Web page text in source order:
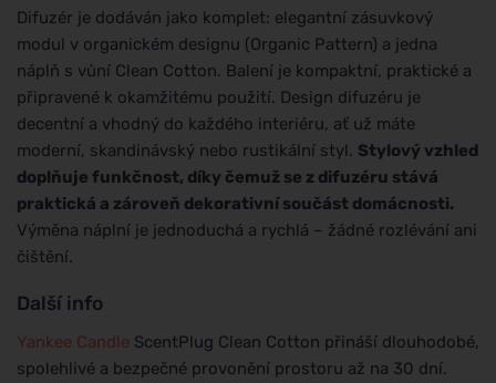
Difuzér je dodáván jako komplet: elegantní zásuvkový
modul v organickém designu (Organic Pattern) a jedna
náplň s vůní Clean Cotton. Balení je kompaktní, praktické a
připravené k okamžitému použití. Design difuzéru je
decentní a vhodný do každého interiéru, ať už máte
moderní, skandinávský nebo rustikální styl. Stylový vzhled
doplňuje funkčnost, díky čemuž se z difuzéru stává
praktická a zároveň dekorativní součást domácnosti.
Výměna náplní je jednoduchá a rychlá – žádné rozlévání ani
čištění.
Další info
Yankee Candle ScentPlug Clean Cotton přináší dlouhodobé,
spolehlivé a bezpečné provonění prostoru až na 30 dní.